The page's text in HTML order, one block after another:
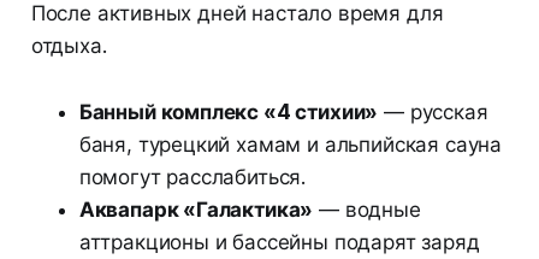
После активных дней настало время для
отдыха.
Банный комплекс «4 стихии» — русская
баня, турецкий хамам и альпийская сауна
помогут расслабиться.
Аквапарк «Галактика» — водные
аттракционы и бассейны подарят заряд